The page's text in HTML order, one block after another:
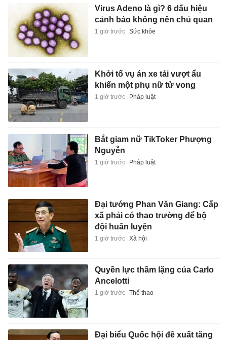
Virus Adeno là gì? 6 dấu hiệu
cảnh báo không nên chủ quan
1 giờ trước Sức khỏe
Khởi tố vụ án xe tải vượt ẩu
khiến một phụ nữ tử vong
1 giờ trước Pháp luật
Bắt giam nữ TikToker Phượng
Nguyễn
1 giờ trước Pháp luật
Đại tướng Phan Văn Giang: Cấp
xã phải có thao trường để bộ
đội huấn luyện
1 giờ trước Xã hội
Quyền lực thầm lặng của Carlo
Ancelotti
1 giờ trước Thể thao
Đại biểu Quốc hội đề xuất tăng